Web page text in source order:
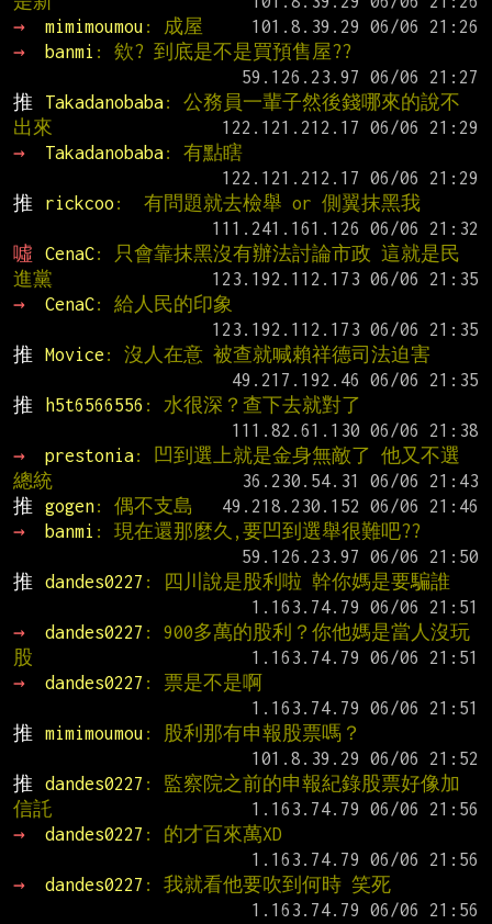
→
mimimoumou : 成屋
→
banmi : 欸? 到底是不是買預售屋??
推
Takadanobaba: 公務員一輩子然後錢哪來的說不
出來
→
Takadanobaba: 有點瞎
推
rickcoo :  有問題就去檢舉 or 側翼抹黑我
噓
CenaC: 只會靠抹黑沒有辦法討論市政 這就是民
進黨
→
CenaC: 給人民的印象
推
Movice : 沒人在意 被查就喊賴祥德司法迫害
推
h5t6566556 : 水很深？查下去就對了
→
prestonia: 凹到選上就是金身無敵了 他又不選
總統
推
gogen: 偶不支島
→
banmi : 現在還那麼久,要凹到選舉很難吧??
推
dandes0227 : 四川說是股利啦 幹你媽是要騙誰
→
dandes0227 : 900多萬的股利？你他媽是當人沒玩
股
→
dandes0227 : 票是不是啊
推
mimimoumou : 股利那有申報股票嗎？
推
dandes0227 : 監察院之前的申報紀錄股票好像加
信託
→
dandes0227 : 的才百來萬XD
→
dandes0227 : 我就看他要吹到何時 笑死